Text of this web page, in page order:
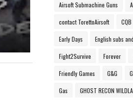
Airsoft Submachine Guns
contact TorettoAirsoft CQB
Early Days English subs
Fight2Survive Forever
Friendly Games G&G
Gas GHOST RECON